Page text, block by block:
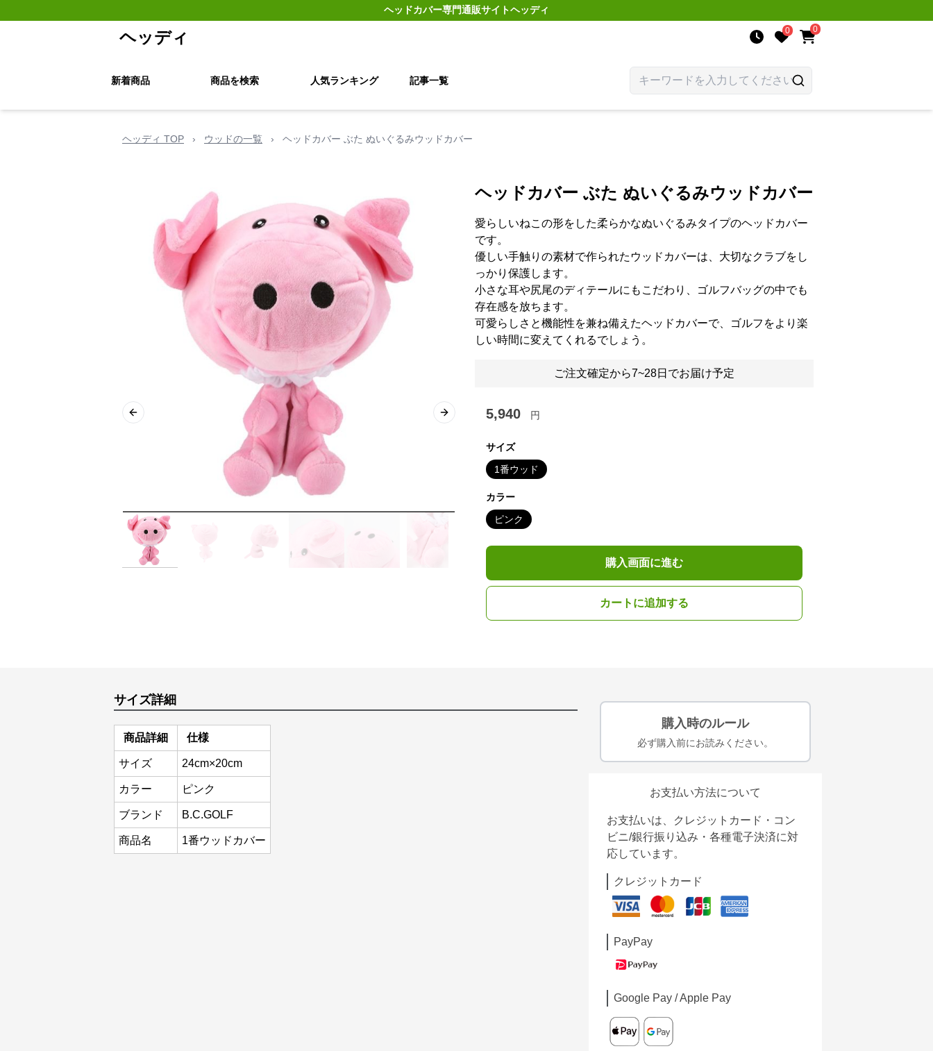
ヘッドカバー専門通販サイトヘッディ
ヘッディ 0 0
新着商品 商品を検索 人気ランキング 記事一覧
ヘッディ TOP › ウッドの一覧 › ヘッドカバー ぶた ぬいぐるみウッドカバー
Previous slide Next slide
ヘッドカバー ぶた ぬいぐるみウッドカバー
愛らしいねこの形をした柔らかなぬいぐるみタイプのヘッドカバー
です。
優しい手触りの素材で作られたウッドカバーは、大切なクラブをし
っかり保護します。
小さな耳や尻尾のディテールにもこだわり、ゴルフバッグの中でも
存在感を放ちます。
可愛らしさと機能性を兼ね備えたヘッドカバーで、ゴルフをより楽
しい時間に変えてくれるでしょう。
ご注文確定から7~28日でお届け予定
5,940 円
サイズ
1番ウッド
カラー
ピンク
購入画面に進む
カートに追加する
サイズ詳細
商品詳細 仕様
サイズ 24cm×20cm
カラー ピンク
ブランド B.C.GOLF
商品名 1番ウッドカバー
購入時のルール
必ず購入前にお読みください。
お支払い方法について
お支払いは、クレジットカード・コン
ビニ/銀行振り込み・各種電子決済に対
応しています。
クレジットカード
PayPay
Google Pay / Apple Pay